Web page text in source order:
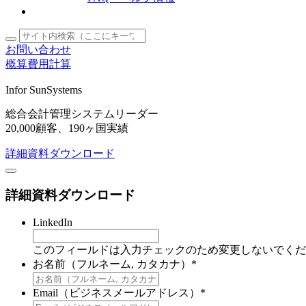
お問い合わせ
概算費用計算
Infor SunSystems
総合会計管理システムリーダー
20,000顧客、190ヶ国実績
詳細資料ダウンロード
詳細資料ダウンロード
LinkedIn
このフィールドは入力チェックのため変更しないでく
お名前（フルネーム, カタカナ） *
Email（ビジネスメールアドレス） *